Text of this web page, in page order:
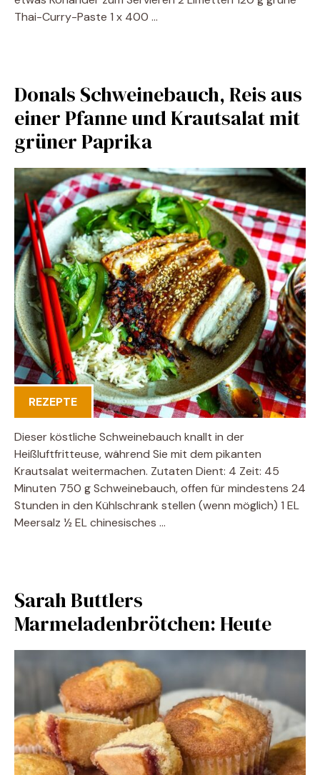
Thai-Curry-Paste 1 x 400 …
Donals Schweinebauch, Reis aus
einer Pfanne und Krautsalat mit
grüner Paprika
REZEPTE
Dieser köstliche Schweinebauch knallt in der
Heißluftfritteuse, während Sie mit dem pikanten
Krautsalat weitermachen. Zutaten Dient: 4 Zeit: 45
Minuten 750 g Schweinebauch, offen für mindestens 24
Stunden in den Kühlschrank stellen (wenn möglich) 1 EL
Meersalz ½ EL chinesisches …
Sarah Buttlers
Marmeladenbrötchen: Heute